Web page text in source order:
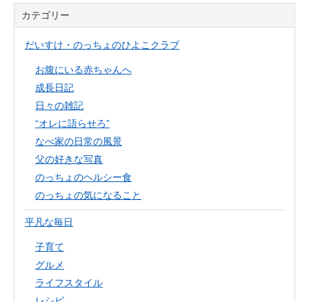
カテゴリー
だいすけ・のっちょのひよこクラブ
お腹にいる赤ちゃんへ
成長日記
日々の雑記
“オレに語らせろ”
なべ家の日常の風景
父の好きな写真
のっちょのヘルシー食
のっちょの気になること
平凡な毎日
子育て
グルメ
ライフスタイル